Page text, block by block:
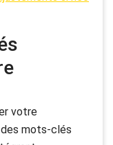
votre
mots-clés